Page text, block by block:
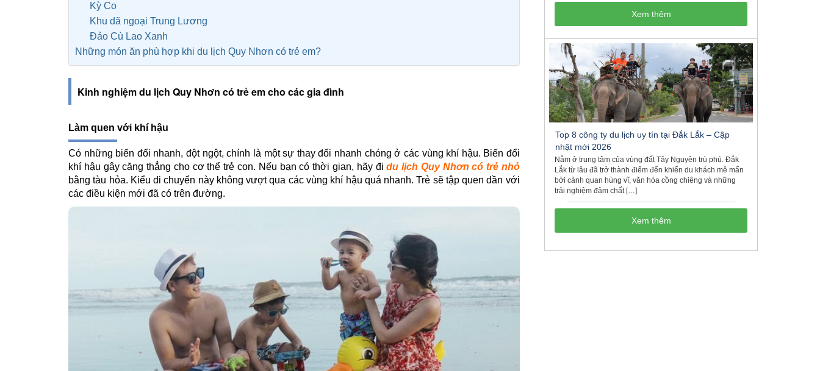
Kỳ Co
Khu dã ngoại Trung Lương
Đảo Cù Lao Xanh
Những món ăn phù hợp khi du lịch Quy Nhơn có trẻ em?
Kinh nghiệm du lịch Quy Nhơn có trẻ em cho các gia đình
Làm quen với khí hậu
Có những biến đổi nhanh, đột ngột, chính là một sự thay đổi nhanh chóng ở các vùng khí hậu. Biến đổi
khí hậu gây căng thẳng cho cơ thể trẻ con. Nếu bạn có thời gian, hãy đidu lịch Quy Nhơn có trẻ nhỏ
bằng tàu hỏa. Kiểu di chuyển này không vượt qua các vùng khí hậu quá nhanh. Trẻ sẽ tập quen dần với
các điều kiện mới đã có trên đường.
Top 8 công ty du lịch uy tín tại Đắk Lắk – Cập
nhật mới 2026
Nằm ở trung tâm của vùng đất Tây Nguyên trù phú. Đắk
Lắk từ lâu đã trở thành điểm đến khiến du khách mê mẩn
bởi cảnh quan hùng vĩ, văn hóa cồng chiêng và những
trải nghiệm đậm chất […]